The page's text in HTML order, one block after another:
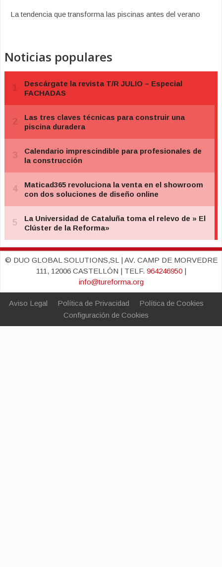
La tendencia que transforma las piscinas antes del verano
Noticias populares
© DUO GLOBAL SOLUTIONS,SL | AV. CAMP DE MORVEDRE
111, 12006 CASTELLÓN | TELF. 964246950|
info@tureforma.org
Aviso Legal Política de Privacidad
Política de Cookies
Configuración de Cookies